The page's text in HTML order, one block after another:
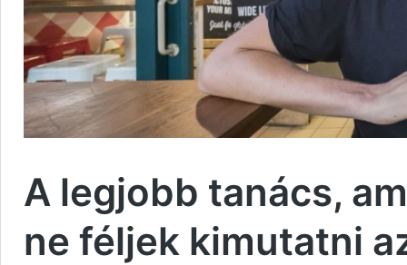
A legjobb tanács,
ne féljek kimutatni